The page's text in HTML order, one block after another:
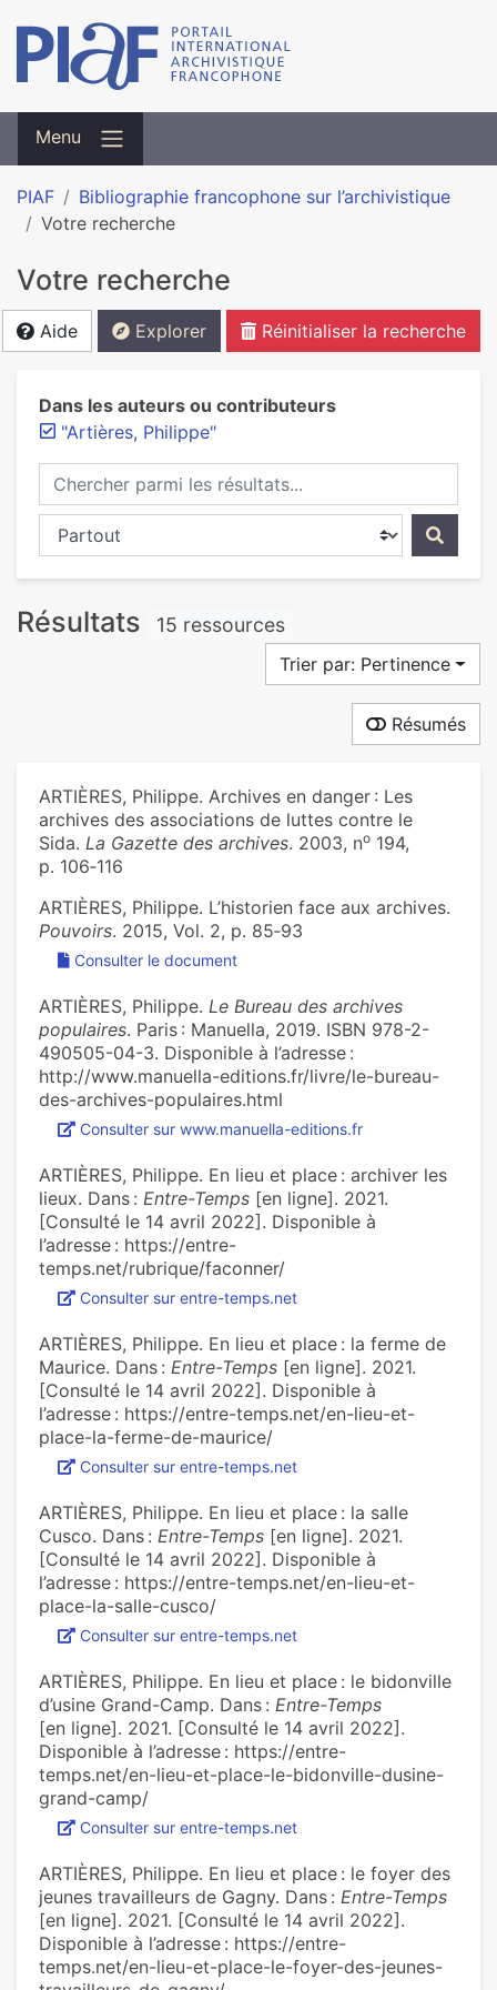
Menu
PIAF
Bibliographie francophone sur l’archivistique
Votre recherche
Votre recherche
Aide Explorer Réinitialiser la recherche
Dans les auteurs ou contributeurs
"Artières, Philippe"
Chercher parmi les résultats...
Chercher dans...
Résultats 15 ressources
Trier par: Pertinence
Résumés
ARTIÈRES, Philippe. Archives en danger : Les
archives des associations de luttes contre le
Sida. La Gazette des archives. 2003, no 194,
p. 106‑116
ARTIÈRES, Philippe. L’historien face aux archives.
Pouvoirs. 2015, Vol. 2, p. 85‑93
Consulter le document
ARTIÈRES, Philippe. Le Bureau des archives
populaires. Paris : Manuella, 2019. ISBN 978-2-
490505-04-3. Disponible à l’adresse :
http://www.manuella-editions.fr/livre/le-bureau-
des-archives-populaires.html
Consulter sur www.manuella-editions.fr
ARTIÈRES, Philippe. En lieu et place : archiver les
lieux. Dans : Entre-Temps [en ligne]. 2021.
[Consulté le 14 avril 2022]. Disponible à
l’adresse : https://entre-
temps.net/rubrique/faconner/
Consulter sur entre-temps.net
ARTIÈRES, Philippe. En lieu et place : la ferme de
Maurice. Dans : Entre-Temps [en ligne]. 2021.
[Consulté le 14 avril 2022]. Disponible à
l’adresse : https://entre-temps.net/en-lieu-et-
place-la-ferme-de-maurice/
Consulter sur entre-temps.net
ARTIÈRES, Philippe. En lieu et place : la salle
Cusco. Dans : Entre-Temps [en ligne]. 2021.
[Consulté le 14 avril 2022]. Disponible à
l’adresse : https://entre-temps.net/en-lieu-et-
place-la-salle-cusco/
Consulter sur entre-temps.net
ARTIÈRES, Philippe. En lieu et place : le bidonville
d’usine Grand-Camp. Dans : Entre-Temps
[en ligne]. 2021. [Consulté le 14 avril 2022].
Disponible à l’adresse : https://entre-
temps.net/en-lieu-et-place-le-bidonville-dusine-
grand-camp/
Consulter sur entre-temps.net
ARTIÈRES, Philippe. En lieu et place : le foyer des
jeunes travailleurs de Gagny. Dans : Entre-Temps
[en ligne]. 2021. [Consulté le 14 avril 2022].
Disponible à l’adresse : https://entre-
temps.net/en-lieu-et-place-le-foyer-des-jeunes-